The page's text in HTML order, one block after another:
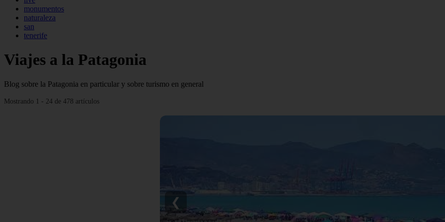
monumentos
naturaleza
san
tenerife
Viajes a la Patagonia
Blog sobre la Patagonia en particular y sobre turismo en general
Mostrando 1 - 24 de 478 artículos
❮